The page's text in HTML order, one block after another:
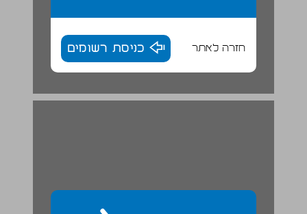
חזרה לאתר כניסת רשומים